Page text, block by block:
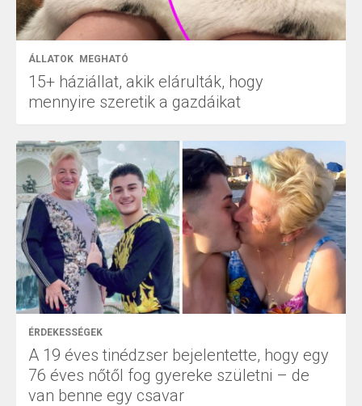
ÁLLATOK MEGHATÓ
15+ háziállat, akik elárulták, hogy
mennyire szeretik a gazdáikat
ÉRDEKESSÉGEK
A 19 éves tinédzser bejelentette, hogy egy
76 éves nőtől fog gyereke születni – de
van benne egy csavar